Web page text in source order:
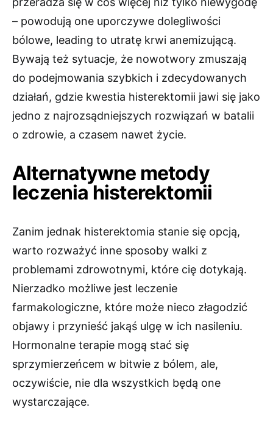
– powodują one uporczywe dolegliwości
bólowe, leading to utratę krwi anemizującą.
Bywają też sytuacje, że nowotwory zmuszają
do podejmowania szybkich i zdecydowanych
działań, gdzie kwestia histerektomii jawi się jako
jedno z najrozsądniejszych rozwiązań w batalii
o zdrowie, a czasem nawet życie.
Alternatywne metody
leczenia histerektomii
Zanim jednak histerektomia stanie się opcją,
warto rozważyć inne sposoby walki z
problemami zdrowotnymi, które cię dotykają.
Nierzadko możliwe jest leczenie
farmakologiczne, które może nieco złagodzić
objawy i przynieść jakąś ulgę w ich nasileniu.
Hormonalne terapie mogą stać się
sprzymierzeńcem w bitwie z bólem, ale,
oczywiście, nie dla wszystkich będą one
wystarczające.